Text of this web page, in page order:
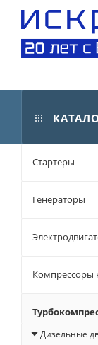
Стартеры
Генераторы
Компрессоры
Дизельные